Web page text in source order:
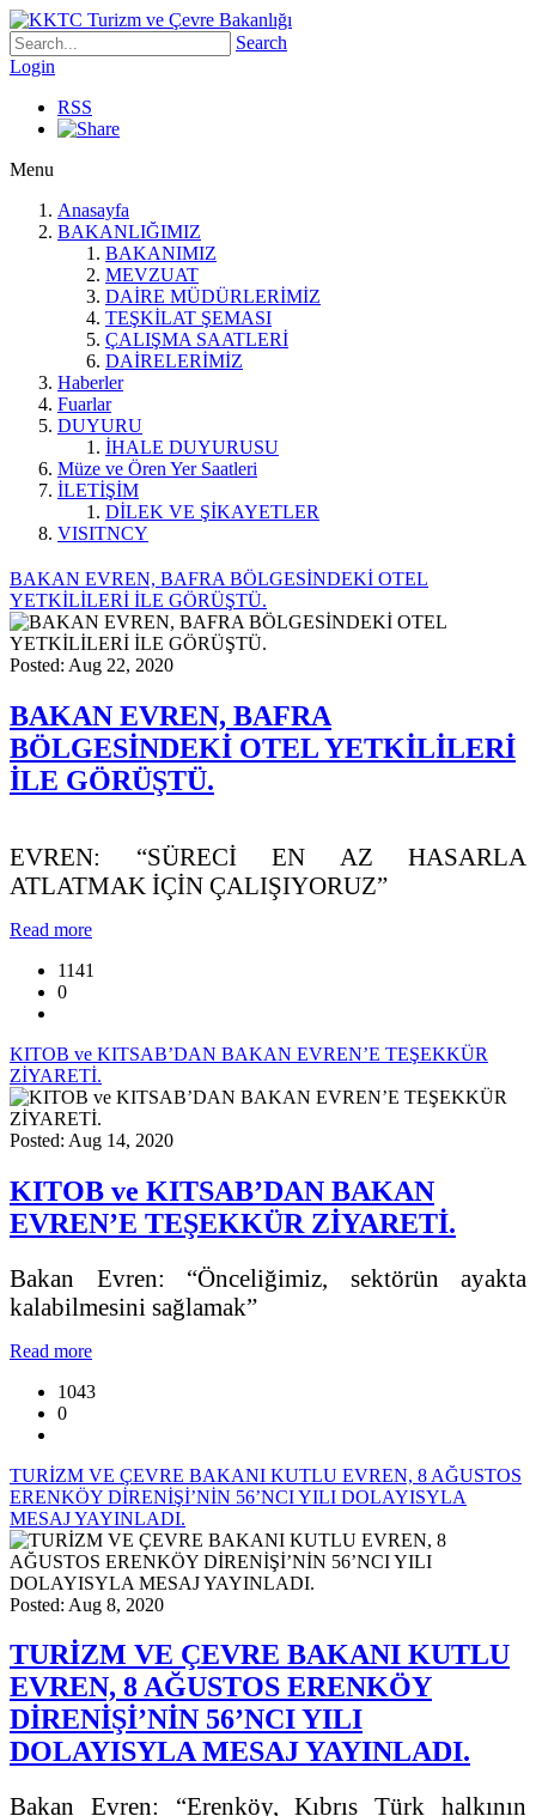
Search
Login
RSS
Menu
Anasayfa
BAKANLIĞIMIZ
BAKANIMIZ
MEVZUAT
DAİRE MÜDÜRLERİMİZ
TEŞKİLAT ŞEMASI
ÇALIŞMA SAATLERİ
DAİRELERİMİZ
Haberler
Fuarlar
DUYURU
İHALE DUYURUSU
Müze ve Ören Yer Saatleri
İLETİŞİM
DİLEK VE ŞİKAYETLER
VISITNCY
BAKAN EVREN, BAFRA BÖLGESİNDEKİ OTEL
YETKİLİLERİ İLE GÖRÜŞTÜ.
Posted: Aug 22, 2020
BAKAN EVREN, BAFRA
BÖLGESİNDEKİ OTEL YETKİLİLERİ
İLE GÖRÜŞTÜ.
EVREN: “SÜRECİ EN AZ HASARLA
ATLATMAK İÇİN ÇALIŞIYORUZ”
Read more
1141
0
KITOB ve KITSAB’DAN BAKAN EVREN’E TEŞEKKÜR
ZİYARETİ.
Posted: Aug 14, 2020
KITOB ve KITSAB’DAN BAKAN
EVREN’E TEŞEKKÜR ZİYARETİ.
Bakan Evren: “Önceliğimiz, sektörün ayakta
kalabilmesini sağlamak”
Read more
1043
0
TURİZM VE ÇEVRE BAKANI KUTLU EVREN, 8 AĞUSTOS
ERENKÖY DİRENİŞİ’NİN 56’NCI YILI DOLAYISYLA
MESAJ YAYINLADI.
Posted: Aug 8, 2020
TURİZM VE ÇEVRE BAKANI KUTLU
EVREN, 8 AĞUSTOS ERENKÖY
DİRENİŞİ’NİN 56’NCI YILI
DOLAYISYLA MESAJ YAYINLADI.
Bakan Evren: “Erenköy, Kıbrıs Türk halkının